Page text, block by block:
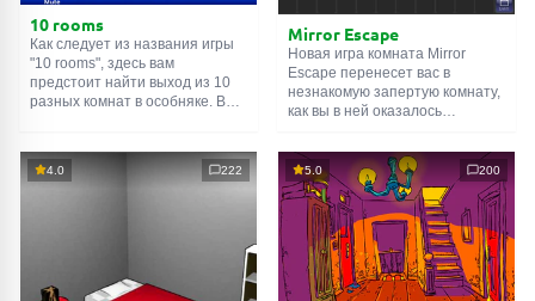
10 rooms
Как следует из названия игры
"10 rooms", здесь вам
предстоит найти выход из 10
разных комнат в особняке. В
их, чтобы выйти. Выход из
одной комнаты является
Mirror Escape
Новая игра комната Mirror
Escape перенесет вас в
незнакомую запертую комнату,
как вы в ней оказалось
смекалки попробуйте решить
все, приготовленные авторами
для вас, головоломки и найти
выход на свободу.
Внимательно осмотрите
помещение, возможно вы
сможете найти какие-нибудь
подсказки. Желаем удачи!
4.0 222 5.0 200